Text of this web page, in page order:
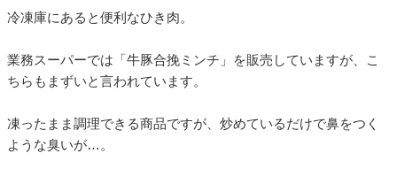
冷凍庫にあると便利なひき肉。
業務スーパーでは「牛豚合挽ミンチ」を販売していますが、こ
ちらもまずいと言われています。
凍ったまま調理できる商品ですが、炒めているだけで鼻をつく
ような臭いが…。